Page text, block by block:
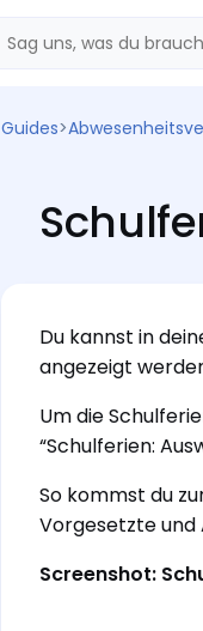
Guides>
Du kannst in
angezeigt
Um die
“Schulferien:
So kommst du
Vorgesetzte und
Screenshot: